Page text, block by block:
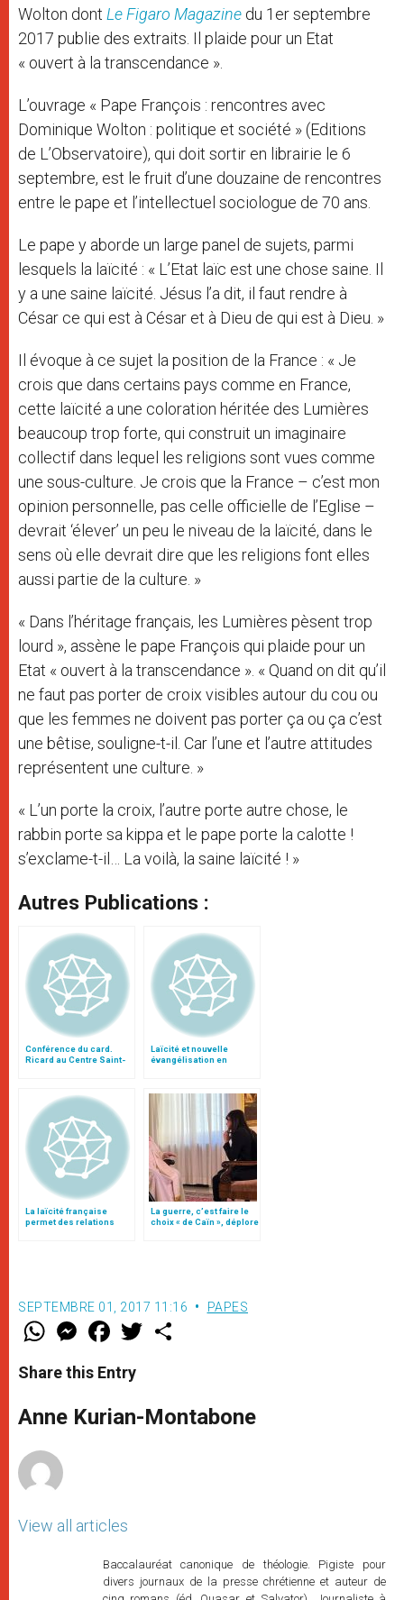
Wolton dont Le Figaro Magazine du 1er septembre
2017 publie des extraits. Il plaide pour un Etat
« ouvert à la transcendance ».
L’ouvrage « Pape François : rencontres avec
Dominique Wolton : politique et société » (Editions
de L’Observatoire), qui doit sortir en librairie le 6
septembre, est le fruit d’une douzaine de rencontres
entre le pape et l’intellectuel sociologue de 70 ans.
Le pape y aborde un large panel de sujets, parmi
lesquels la laïcité : « L’Etat laïc est une chose saine. Il
y a une saine laïcité. Jésus l’a dit, il faut rendre à
César ce qui est à César et à Dieu de qui est à Dieu. »
Il évoque à ce sujet la position de la France : « Je
crois que dans certains pays comme en France,
cette laïcité a une coloration héritée des Lumières
beaucoup trop forte, qui construit un imaginaire
collectif dans lequel les religions sont vues comme
une sous-culture. Je crois que la France – c’est mon
opinion personnelle, pas celle officielle de l’Eglise –
devrait ‘élever’ un peu le niveau de la laïcité, dans le
sens où elle devrait dire que les religions font elles
aussi partie de la culture. »
« Dans l’héritage français, les Lumières pèsent trop
lourd », assène le pape François qui plaide pour un
Etat « ouvert à la transcendance ». « Quand on dit qu’il
ne faut pas porter de croix visibles autour du cou ou
que les femmes ne doivent pas porter ça ou ça c’est
une bêtise, souligne-t-il. Car l’une et l’autre attitudes
représentent une culture. »
« L’un porte la croix, l’autre porte autre chose, le
rabbin porte sa kippa et le pape porte la calotte !
s’exclame-t-il… La voilà, la saine laïcité ! »
Autres Publications :
Conférence du card.
Ricard au Centre Saint-
Laïcité et nouvelle
évangélisation en
La laïcité française
permet des relations
La guerre, c’est faire le
choix « de Caïn », déplore
SEPTEMBRE 01, 2017 11:16 PAPES
W
t
s
p
p
M
e
s
e
g
e
F
a
e
b
o
k
w
r
Share this Entry
Anne Kurian-Montabone
View all articles
Baccalauréat canonique de théologie. Pigiste pour
divers journaux de la presse chrétienne et auteur de